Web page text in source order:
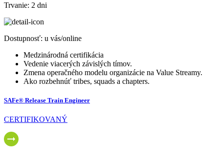
Trvanie: 2 dni
Dostupnosť: u vás/online
Medzinárodná certifikácia
Vedenie viacerých závislých tímov.
Zmena operačného modelu organizácie na Value Streamy.
Ako rozbehnúť tribes, squads a chapters.
SAFe® Release Train Engineer
CERTIFIKOVANÝ